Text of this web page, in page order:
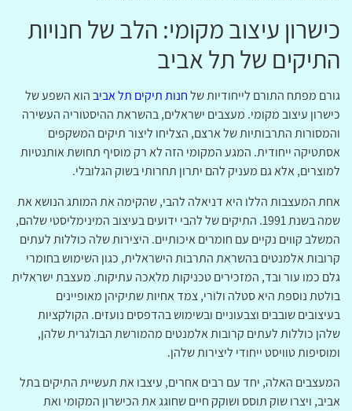
כישרון עיצוב מקומי: הלב של חנויות
התיקים של תל אביב
גורם מפתח התורם לייחודיות שלחנות תיקים תל אביבהוא השפע של
כישרון עיצוב מקומי. מעצבים ישראלים, בהשראת ההיסטוריה העשירה
והמסורות התרבותיות של ארצם, הצליחו ליצור תיקים המשקפים
אסתטיקה ייחודית. המגע המקומי הזה לא רק מוסיף תחושת אותנטיות
למוצרים, אלא גם מעניק להם יתרון תחרותי בשוק הגלובלי.
אחת המעצבות הללו היא דניאלה להבי, שהקימה את המותג הנושא את
שמה בשנת 1991. התיקים של להבי ידועים בעיצוב המינימליסטי שלהם,
המשלב קווים נקיים עם חומרים איכותיים. היצירות שלה כוללות לעתים
קרובות אלמנטים בהשראת התרבות הישראלית, כגון השימוש בחומרי
גלם כמו עור ובד, המזכירים טכניקות מלאכה עתיקות. מעצבת ישראלית
בולטת נוספת היא סטלה ולוֹרי, צמד אחיות שתיקיהן מאופיינים
בעיצובים שובבים וצבעוניים ובשימוש בהדפסים נועזים. הקולקציות
שלהן כוללות לעתים קרובות אלמנטים מהמורשת הבולגרית שלהן,
ומוסיפות טוויסט ייחודי ליצירות שלהן.
המעצבים האלה, יחד עם רבים אחרים, עיצבו את תעשיית התיקים בתל
אביב, ויצרו שוק תוסס ושוקק חיים שחוגג את הכישרון המקומי ואת